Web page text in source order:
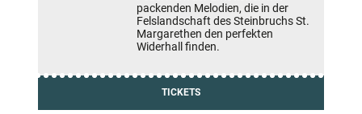
packenden Melodien, die in der
Felslandschaft des Steinbruchs St.
Margarethen den perfekten
Widerhall finden.
TICKETS